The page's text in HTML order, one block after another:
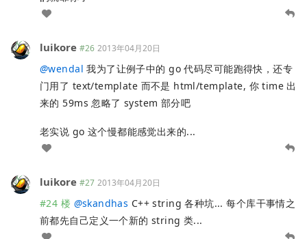
luikore #26 2013年04月20日
@wendal 我为了让例子中的 go 代码尽可能跑得快，还专
门用了 text/template 而不是 html/template, 你 time 出
来的 59ms 忽略了 system 部分吧
老实说 go 这个慢都能感觉出来的...
luikore #27 2013年04月20日
#24 楼 @skandhas C++ string 各种坑... 每个库干事情之
前都先自己定义一个新的 string 类...